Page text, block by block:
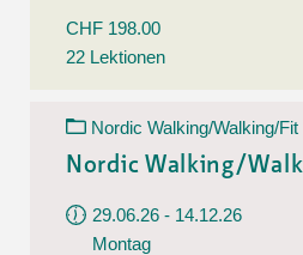
CHF 198.00
22 Lektionen
Nordic Walking/Walking/
Nordic Walking/
29.06.26 - 14.12.26
Montag